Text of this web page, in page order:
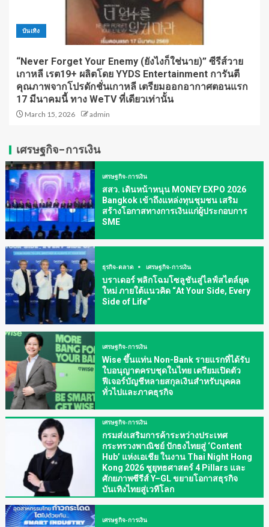
บันเทิง
“Never Forget Your Enemy (ยังไงก็ใช่นาย)” ซีรีส์วาย
เกาหลี เรต19+ ผลิตโดย YYDS Entertainment การันตี
คุณภาพจากโปรดักชั่นเกาหลี เตรียมออกอากาศตอนแรก
17 มีนาคมนี้ ทาง WeTV ที่เดียวเท่านั้น
March 15, 2026 admin
เศรษฐกิจ-การเงิน
เศรษฐกิจ-การเงิน
สสว. เดินหน้าหนุน MONEY EXPO 2026
Bangkok เข้าถึงแหล่งทุนชุมชน เสริม
สร้างโอกาสทางการเงินแก่ผู้ประกอบการ
SME
ธุรกิจ-ตลาด เศรษฐกิจ-การเงิน
บราเดอร์ พลิกโฉมโซลูชันสู่ไลฟ์สไตล์ยุค
ใหม่ ภายใต้แนวคิด “At Your Side, Every
Side of Life”
เศรษฐกิจ-การเงิน
Wise ขึ้นแท่น Non-Bank รายแรกที่ได้รับ
ใบอนุญาตครบชุดในไทย เตรียมเปิดตัว
ฟีเจอร์บัญชีหลายสกุลเงินสำหรับบุคคล
ทั่วไปและภาคธุรกิจ
เศรษฐกิจ-การเงิน
กรมส่งเสริมการค้าระหว่างประเทศ
กระทรวงพาณิชย์ ปักธงไทยสู่ ‘Content
Hub’ แห่งเอเชีย ในงาน Thai Night Hong
Kong 2026 ชูยุทธศาสตร์ 4 Pillars และ
ศักยภาพซีรีส์ Y–GL ขยายโอกาสธุรกิจ
บันเทิงไทยสู่เวทีโลก
เศรษฐกิจ-การเงิน